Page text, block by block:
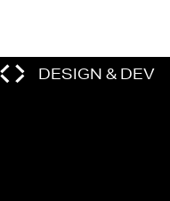
DESIGN & DEV